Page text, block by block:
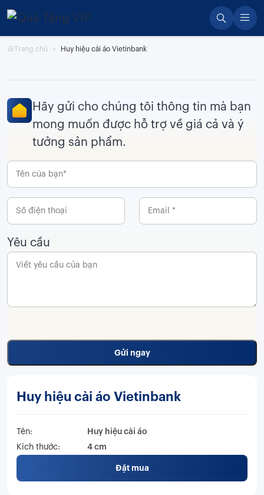
Skip
content
Trang chủ Huy hiệu cài áo Vietinbank
Hãy gửi cho chúng tôi thông tin mà bạn
mong muốn được hỗ trợ về giá cả và ý
tưởng sản phẩm.
Yêu cầu
Huy hiệu cài áo Vietinbank
Tên:
Huy hiệu cài áo
Kích thước:
4 cm
Đặt mua